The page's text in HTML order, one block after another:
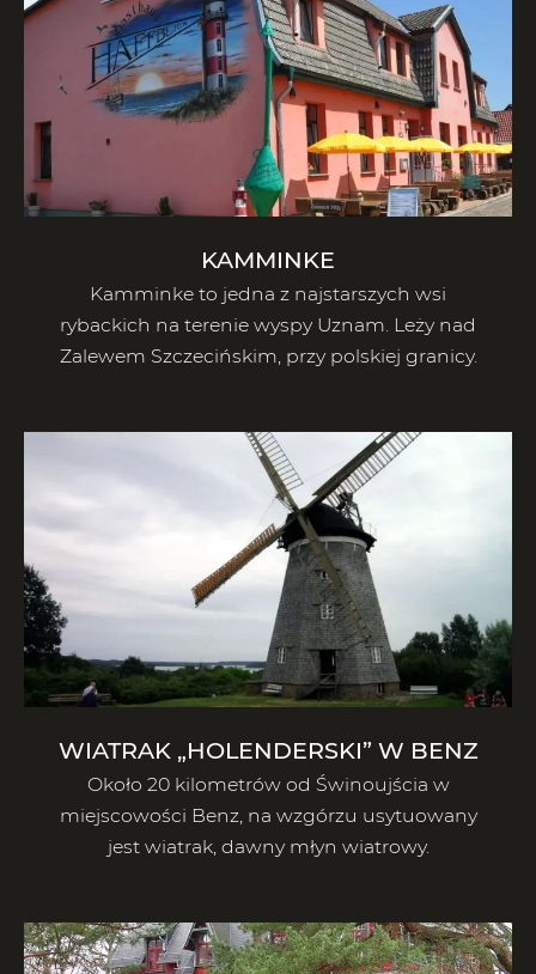
KAMMINKE
Kamminke to jedna z najstarszych wsi
rybackich na terenie wyspy Uznam. Leży nad
Zalewem Szczecińskim, przy polskiej granicy.
WIATRAK „HOLENDERSKI” W BENZ
Około 20 kilometrów od Świnoujścia w
miejscowości Benz, na wzgórzu usytuowany
jest wiatrak, dawny młyn wiatrowy.